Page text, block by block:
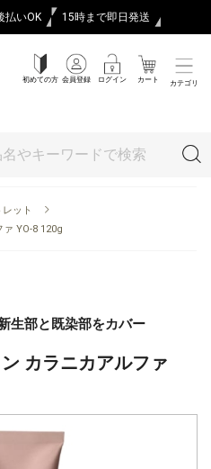
払いOK 15時まで即日発送
初めての方 会員登録 ログイン カート カテゴリ
ット
ァ YO-8 120g
生部と既染部をカバー
カラニカアルファ